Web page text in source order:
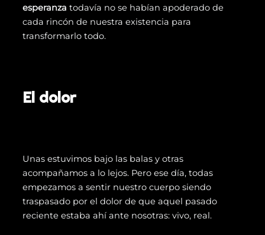
esperanza todavía no se habían apoderado de
cada rincón de nuestra existencia para
transformarlo todo.
El dolor
Unas estuvimos bajo las balas y otras
acompañamos a lo lejos. Pero ese día, todas
empezamos a sentir nuestro cuerpo siendo
traspasado por el dolor de que aquel pasado
reciente estaba ahí ante nosotras: vivo, real.